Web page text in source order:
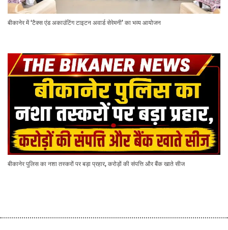
बीकानेर में ‘टैक्स एंड अकाउंटिंग टाइटन अवार्ड सेरेमनी’ का भव्य आयोजन
बीकानेर पुलिस का नशा तस्करों पर बड़ा प्रहार, करोड़ों की संपत्ति और बैंक खाते सीज